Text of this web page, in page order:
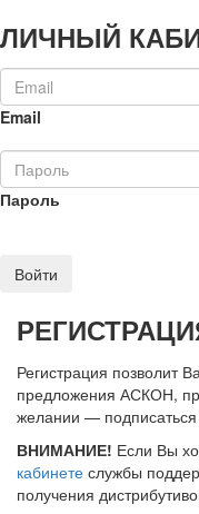
ЛИЧНЫЙ
Email
Пароль
Войти
Регистрация позволит
предложения АСКОН,
желании —
ВНИМАНИЕ! Если Вы
кабинете службы
получения